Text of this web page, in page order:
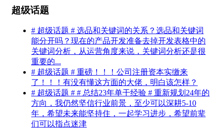
超级话题
# 超级话题 # 选品和关键词的关系？选品和关键词
能分开吗？现在的产品开发准备去掉开发表格中的
关键词分析，从运营角度来说，关键词分析还是很
重要的...
# 超级话题 # 重磅！！！公司注册资本实缴来
了！！！有没有懂这方面的大佬，明白该怎样？
# 超级话题 # # 总结23年单干经验 # 重新规划24年的
方向，我仍然坚信行业前景，至少可以深耕5-10
年，希望未来能坚持住，一起学习进步，希望前辈
们可以指点迷津